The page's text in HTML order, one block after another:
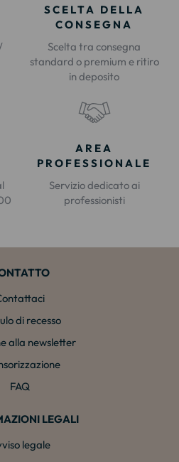
SCELTA DELLA
CONSEGNA
Scelta tra consegna
standard o premium e ritiro
in deposito
AREA
PROFESSIONALE
Servizio dedicato ai
professionisti
di recesso
alla newsletter
FAQ
LEGALI
legale